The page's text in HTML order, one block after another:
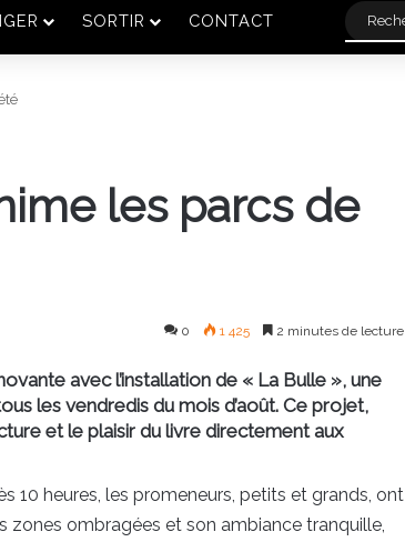
SORTIR CONTACT
les parcs de
0 1 425 2 minutes de lecture
avec l’installation de « La Bulle », une
les vendredis du mois d’août. Ce projet,
et le plaisir du livre directement aux
10 heures, les promeneurs, petits et grands, ont
zones ombragées et son ambiance tranquille,